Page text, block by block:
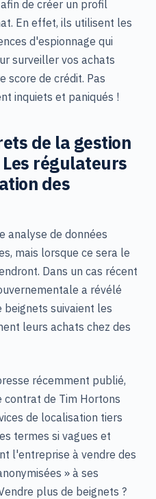
de créer un profil
En effet, ils utilisent les
d'espionnage qui
surveiller vos achats
score de crédit. Pas
inquiets et paniqués !
de la gestion
régulateurs
des
analyse de données
mais lorsque ce sera le
Dans un cas récent
a révélé
beignets suivaient les
leurs achats chez des
récemment publié,
contrat de Tim Hortons
de localisation tiers
termes si vagues et
l'entreprise à vendre des
» à ses
plus de beignets ?